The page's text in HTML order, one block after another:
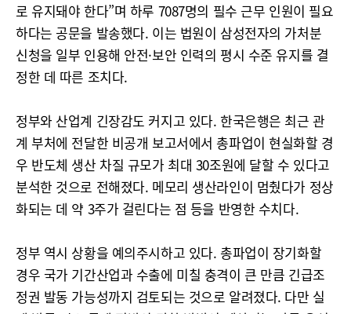
로 유지돼야 한다”며 하루 7087명의 필수 근무 인원이 필요
하다는 공문을 발송했다. 이는 법원이 삼성전자의 가처분
신청을 일부 인용해 안전·보안 인력의 평시 수준 유지를 결
정한 데 따른 조치다.
정부와 산업계 긴장감도 커지고 있다. 한국은행은 최근 관
계 부처에 전달한 비공개 보고서에서 총파업이 현실화할 경
우 반도체 생산 차질 규모가 최대 30조원에 달할 수 있다고
분석한 것으로 전해졌다. 메모리 생산라인이 멈췄다가 정상
화되는 데 약 3주가 걸린다는 점 등을 반영한 수치다.
정부 역시 상황을 예의주시하고 있다. 총파업이 장기화할
경우 국가 기간산업과 수출에 미칠 충격이 큰 만큼 긴급조
정권 발동 가능성까지 검토되는 것으로 알려졌다. 다만 실